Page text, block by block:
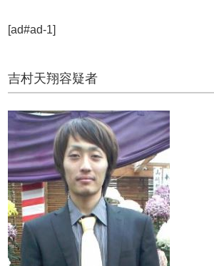
[ad#ad-1]
吉村天翔容疑者